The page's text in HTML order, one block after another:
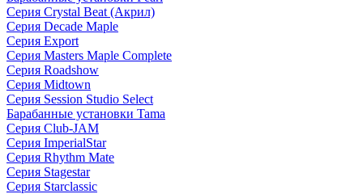
Серия Crystal Beat (Акрил)
Серия Decade Maple
Серия Export
Серия Masters Maple Complete
Серия Roadshow
Серия Midtown
Серия Session Studio Select
Барабанные установки Tama
Серия Club-JAM
Серия ImperialStar
Серия Rhythm Mate
Серия Stagestar
Серия Starclassic